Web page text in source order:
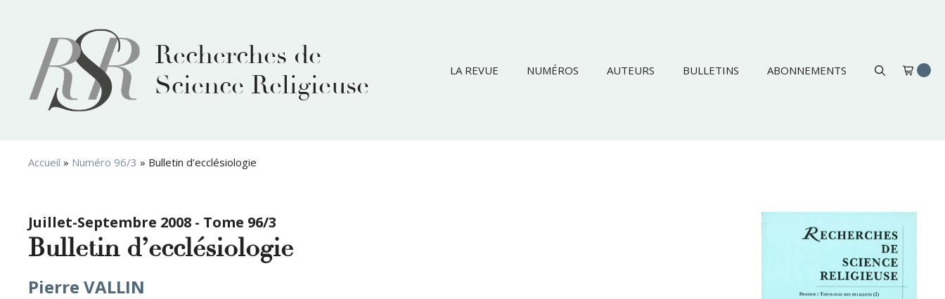
Recherches de
Science Religieuse
LA REVUE NUMÉROS AUTEURS BULLETINS ABONNEMENTS
Accueil » Numéro 96/3 » Bulletin d’ecclésiologie
Juillet-Septembre 2008 - Tome 96/3
Bulletin d’ecclésiologie
Pierre VALLIN